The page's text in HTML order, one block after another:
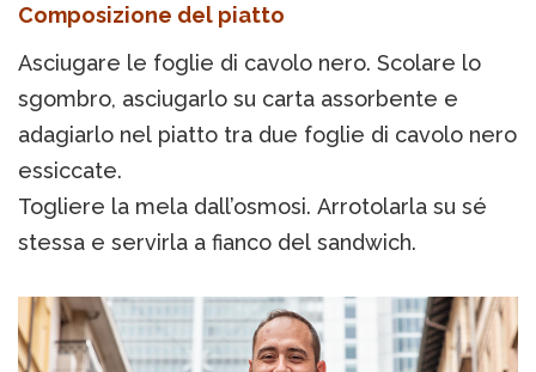
Composizione del piatto
Asciugare le foglie di cavolo nero. Scolare lo
sgombro, asciugarlo su carta assorbente e
adagiarlo nel piatto tra due foglie di cavolo nero
essiccate.
Togliere la mela dall’osmosi. Arrotolarla su sé
stessa e servirla a fianco del sandwich.